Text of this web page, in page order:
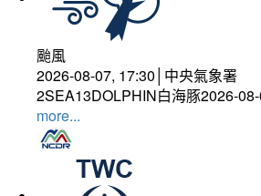
颱風
2026-08-07, 17:30│中央氣象署
2SEA13DOLPHIN白海豚2026-
more...